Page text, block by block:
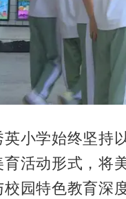
小学始终坚持
育活动形式，将
校园特色教育深